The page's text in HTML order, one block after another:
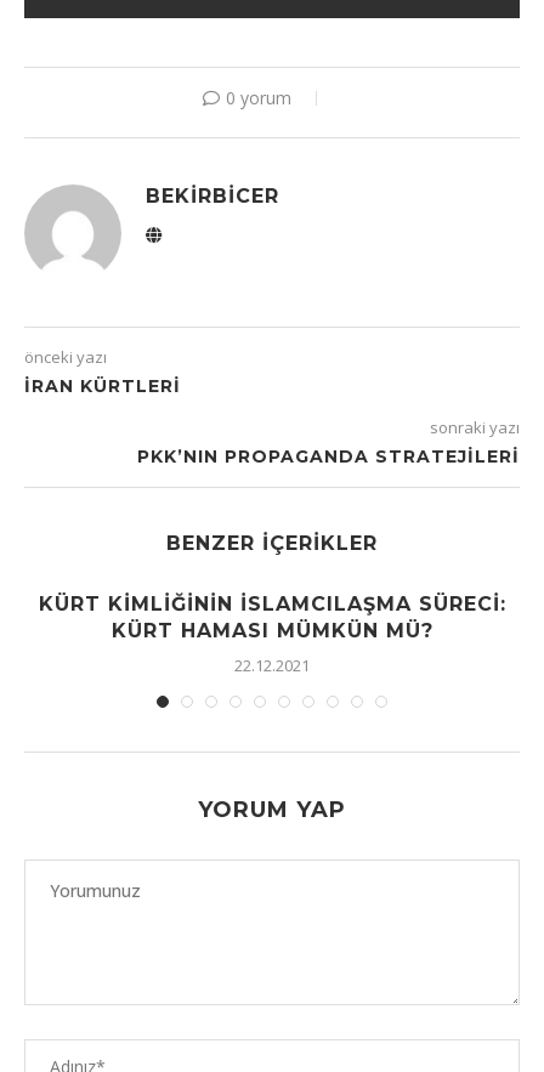
0 yorum
BEKIRBICER
önceki yazı
İRAN KÜRTLERI
sonraki yazı
PKK’NIN PROPAGANDA STRATEJILERI
BENZER İÇERIKLER
KÜRT KIMLIĞININ İSLAMCILAŞMA SÜRECI:
KÜRT HAMASI MÜMKÜN MÜ?
22.12.2021
YORUM YAP